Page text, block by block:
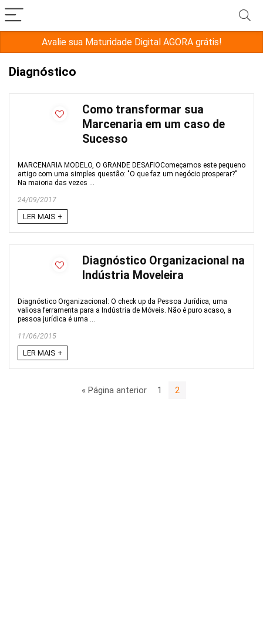
Avalie sua Maturidade Digital AGORA grátis!
Diagnóstico
Como transformar sua
Marcenaria em um caso de
Sucesso
MARCENARIA MODELO, O GRANDE DESAFIOComeçamos este pequeno
artigo com uma simples questão: "O que faz um negócio prosperar?"
Na maioria das vezes ...
24/09/2017
LER MAIS +
Diagnóstico Organizacional na
Indústria Moveleira
Diagnóstico Organizacional: O check up da Pessoa Jurídica, uma
valiosa ferramenta para a Indústria de Móveis. Não é puro acaso, a
pessoa jurídica é uma ...
11/06/2015
LER MAIS +
« Página anterior 1 2